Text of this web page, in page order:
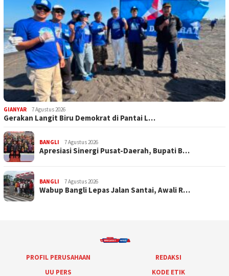
GIANYAR 7 Agustus 2026
Gerakan Langit Biru Demokrat di Pantai L…
BANGLI 7 Agustus 2026
Apresiasi Sinergi Pusat-Daerah, Bupati B…
BANGLI 7 Agustus 2026
Wabup Bangli Lepas Jalan Santai, Awali R…
PROFIL PERUSAHAAN
REDAKSI
UU PERS
KODE ETIK